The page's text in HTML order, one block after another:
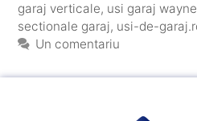
garaj verticale, usi garaj
sectionale garaj, usi-de-
Un comentariu